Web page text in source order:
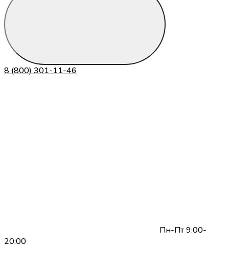
8 (800) 301-11-46
Пн-Пт 9:00-
20:00